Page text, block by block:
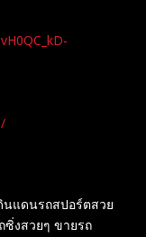
แดนรถสปอร์ตสวย
งสวยๆ ขายรถ